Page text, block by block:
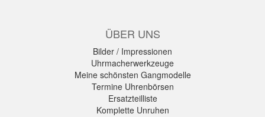
ÜBER UNS
Bilder / Impressionen
Uhrmacherwerkzeuge
Meine schönsten Gangmodelle
Termine Uhrenbörsen
Ersatzteilliste
Komplette Unruhen